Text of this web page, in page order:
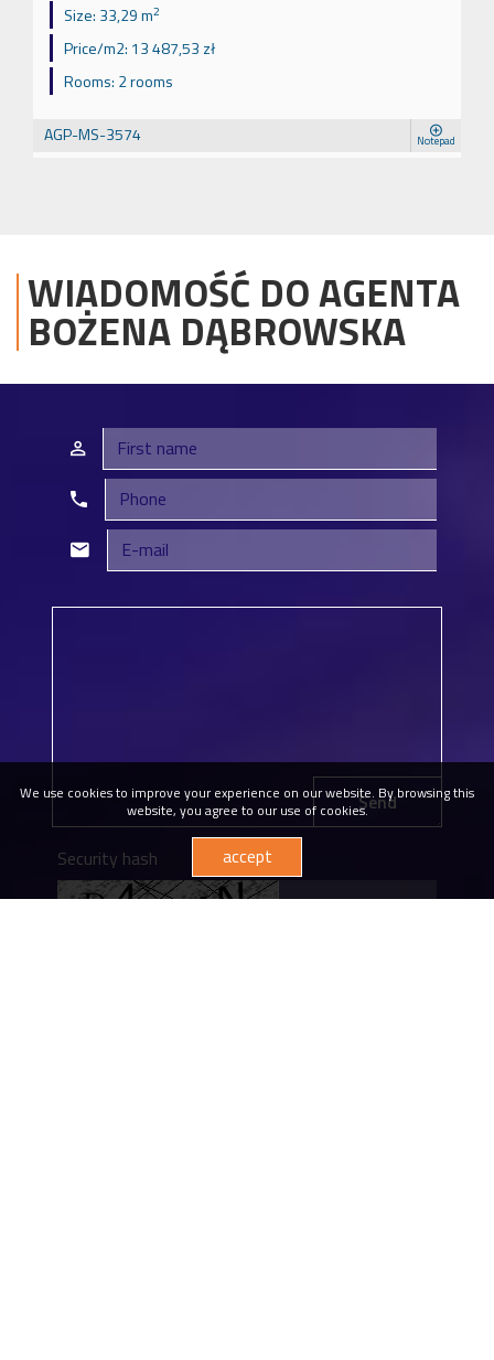
Size: 33,29 m2
Price/m2: 13 487,53 zł
Rooms: 2 rooms
AGP-MS-3574 Notepad
WIADOMOŚĆ DO AGENTA
BOŻENA DĄBROWSKA
Send
Security hash
We use cookies to improve your experience on our website. By browsing this
website, you agree to our use of cookies.
accept